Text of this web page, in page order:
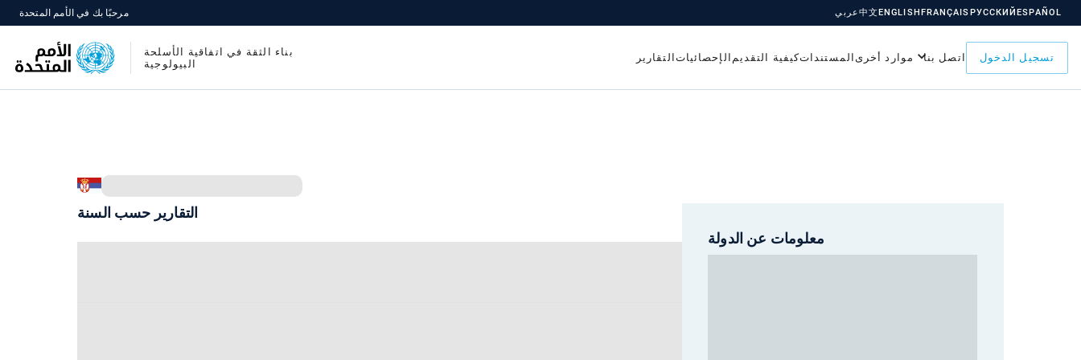
مرحبًا بك في الأمم المتحدة عربي中文ENGLISHFRANÇAISРУССКИЙESPAÑOL
بناء الثقة في اتفاقية الأسلحة
البيولوجية
التقاريرالإحصائيات كيفية التقديمالمستندات موارد أخرى اتصل بنا تسجيل الدخول
التقارير حسب السنة
معلومات عن الدولة